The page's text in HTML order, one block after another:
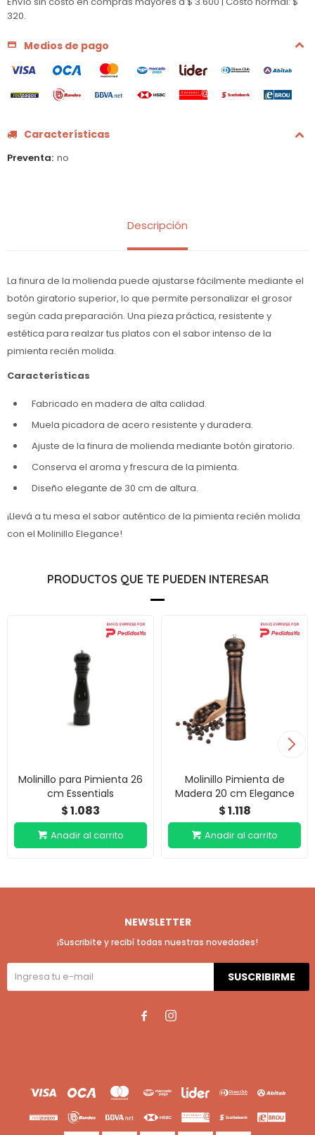
320.
Medios de pago
Características
Preventa no
Descripción
La finura de la molienda puede ajustarse fácilmente mediante el
botón giratorio superior, lo que permite personalizar el grosor
según cada preparación. Una pieza práctica, resistente y
estética para realzar tus platos con el sabor intenso de la
pimienta recién molida.
Características
Fabricado en madera de alta calidad.
Muela picadora de acero resistente y duradera.
Ajuste de la finura de molienda mediante botón giratorio.
Conserva el aroma y frescura de la pimienta.
Diseño elegante de 30 cm de altura.
¡Llevá a tu mesa el sabor auténtico de la pimienta recién molida
con el Molinillo Elegance!
PRODUCTOS QUE TE PUEDEN INTERESAR
Molinillo para Pimienta 26
cm Essentials
$1.083
Molinillo Pimienta de
Madera 20 cm Elegance
$1.118
NEWSLETTER
¡Suscribite y recibí todas nuestras novedades!
SUSCRIBIRME
 